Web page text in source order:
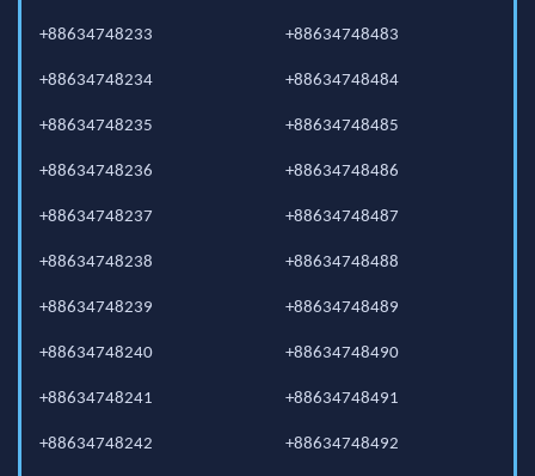
+88634748233
+88634748234
+88634748235
+88634748236
+88634748237
+88634748238
+88634748239
+88634748240
+88634748241
+88634748242
+88634748483
+88634748484
+88634748485
+88634748486
+88634748487
+88634748488
+88634748489
+88634748490
+88634748491
+88634748492